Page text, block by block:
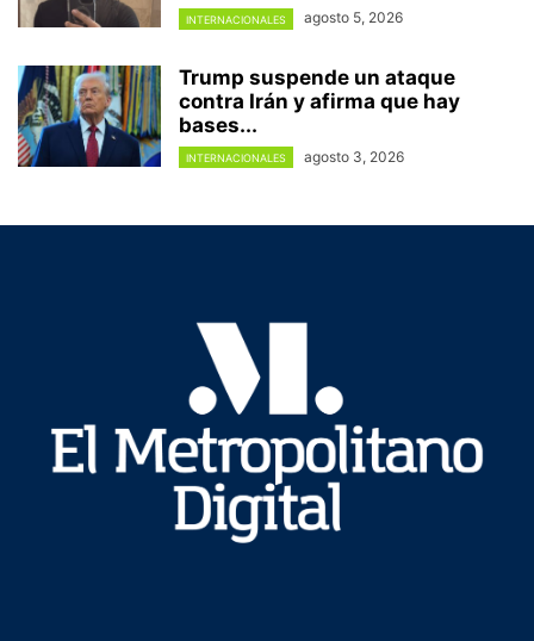
INTERNACIONALES agosto 5, 2026
Trump suspende un ataque
contra Irán y afirma que hay
bases...
INTERNACIONALES agosto 3, 2026